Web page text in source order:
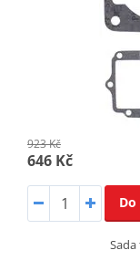
923 Kč
646 Kč
Sada